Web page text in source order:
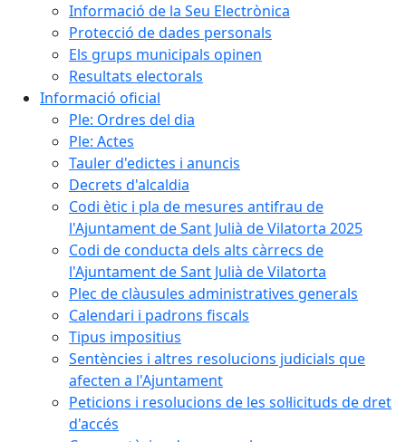
Informació de la Seu Electrònica
Protecció de dades personals
Els grups municipals opinen
Resultats electorals
Informació oficial
Ple: Ordres del dia
Ple: Actes
Tauler d'edictes i anuncis
Decrets d'alcaldia
Codi ètic i pla de mesures antifrau de
l'Ajuntament de Sant Julià de Vilatorta 2025
Codi de conducta dels alts càrrecs de
l'Ajuntament de Sant Julià de Vilatorta
Plec de clàusules administratives generals
Calendari i padrons fiscals
Tipus impositius
Sentències i altres resolucions judicials que
afecten a l'Ajuntament
Peticions i resolucions de les sol·licituds de dret
d'accés